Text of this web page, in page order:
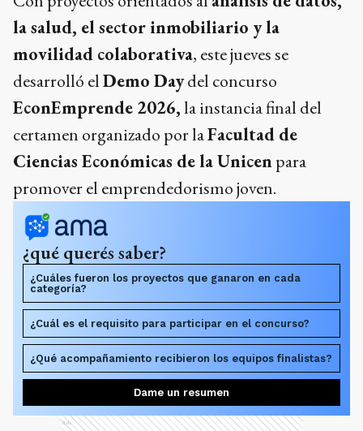
la salud, el sector inmobiliario y la
movilidad colaborativa, este jueves se
desarrolló elDemo Daydel concurso
EconEmprende 2026,la instancia final del
certamen organizado por laFacultad de
Ciencias Económicas de la Unicenpara
promover el emprendedorismo joven.
¿qué querés saber?
¿Cuáles fueron los proyectos que ganaron en cada
categoría?
¿Cuál es el requisito para participar en el concurso?
¿Qué acompañamiento recibieron los equipos finalistas?
Dame un resumen
Ads